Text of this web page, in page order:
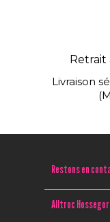
Retrait
Livraison
Restons en
Alltroc Hossegor